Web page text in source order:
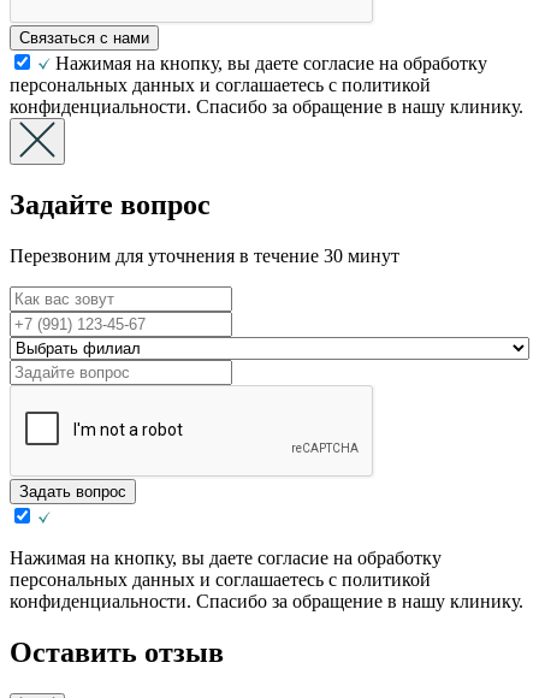
Связаться с нами
Нажимая на кнопку, вы даете согласие на обработку
персональных данных и соглашаетесь с политикой
конфиденциальности. Спасибо за обращение в нашу клинику.
Задайте вопрос
Перезвоним для уточнения в течение 30 минут
Задать вопрос
Нажимая на кнопку, вы даете согласие на обработку
персональных данных и соглашаетесь с политикой
конфиденциальности. Спасибо за обращение в нашу клинику.
Оставить отзыв